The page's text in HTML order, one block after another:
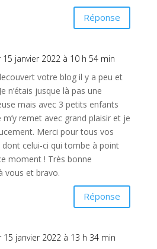
Réponse
15 janvier 2022 à 10 h 54 min
votre blog il y a peu et
n’étais jusque là pas une
mais avec 3 petits enfants
remet avec grand plaisir et je
Merci pour tous vos
dont celui-ci qui tombe à point
moment ! Très bonne
vous et bravo.
Réponse
15 janvier 2022 à 13 h 34 min